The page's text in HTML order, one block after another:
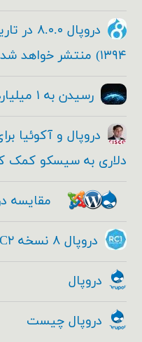
۱۳۹۴) منتشر خواهد شد
رسیدن به ۱ میلیارد بعدی با دروپال
دلاری به سیسکو کمک
مقایسه
دروپال ۸ نسخه RC۲ منتشر شد - Drupal ۸ RC۱
دروپال
دروپال چیست